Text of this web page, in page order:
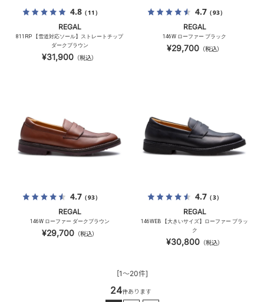
4.8（11）
REGAL
811RP 【雪道対応ソール】ストレートチップ
ダークブラウン
¥31,900 （税込）
4.7（93）
REGAL
146W ローファー ブラック
¥29,700（税込）
4.7（93）
REGAL
146W ローファー ダークブラウン
¥29,700（税込）
4.7（3）
REGAL
146WEB 【大きいサイズ】ローファー ブラッ
ク
¥30,800（税込）
[1～20件]
24件あります